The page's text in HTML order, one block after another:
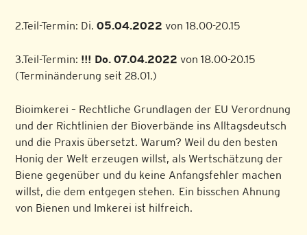
2.Teil-Termin: Di.05.04.2022 von 18.00-20.15
3.Teil-Termin: !!! Do. 07.04.2022 von 18.00-20.15
(Terminänderung seit 28.01.)
Bioimkerei – Rechtliche Grundlagen der EU Verordnung
und der Richtlinien der Bioverbände ins Alltagsdeutsch
und die Praxis übersetzt. Warum? Weil du den besten
Honig der Welt erzeugen willst, als Wertschätzung der
Biene gegenüber und du keine Anfangsfehler machen
willst, die dem entgegen stehen. Ein bisschen Ahnung
von Bienen und Imkerei ist hilfreich.